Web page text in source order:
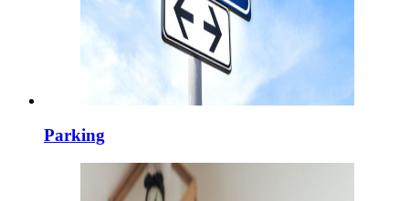
Parking